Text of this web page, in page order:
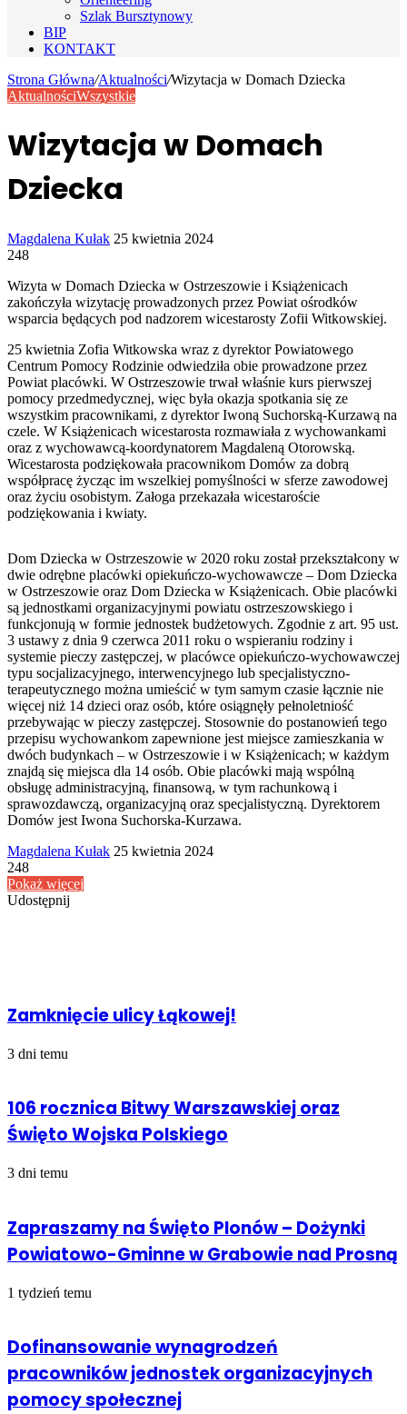
Szlak Bursztynowy
BIP
KONTAKT
Strona Główna/Aktualności/Wizytacja w Domach Dziecka
AktualnościWszystkie
Wizytacja w Domach
Dziecka
Magdalena Kułak Send
25 kwietnia 2024
248
Wizyta w Domach Dziecka w Ostrzeszowie i Książenicach
zakończyła wizytację prowadzonych przez Powiat ośrodków
wsparcia będących pod nadzorem wicestarosty Zofii Witkowskiej.
25 kwietnia Zofia Witkowska wraz z dyrektor Powiatowego
Centrum Pomocy Rodzinie odwiedziła obie prowadzone przez
Powiat placówki. W Ostrzeszowie trwał właśnie kurs pierwszej
pomocy przedmedycznej, więc była okazja spotkania się ze
wszystkim pracownikami, z dyrektor Iwoną Suchorską-Kurzawą na
czele. W Książenicach wicestarosta rozmawiała z wychowankami
oraz z wychowawcą-koordynatorem Magdaleną Otorowską.
Wicestarosta podziękowała pracownikom Domów za dobrą
współpracę życząc im wszelkiej pomyślności w sferze zawodowej
oraz życiu osobistym. Załoga przekazała wicestaroście
podziękowania i kwiaty.
Dom Dziecka w Ostrzeszowie w 2020 roku został przekształcony w
dwie odrębne placówki opiekuńczo-wychowawcze – Dom Dziecka
w Ostrzeszowie oraz Dom Dziecka w Książenicach. Obie placówki
są jednostkami organizacyjnymi powiatu ostrzeszowskiego i
funkcjonują w formie jednostek budżetowych. Zgodnie z art. 95 ust.
3 ustawy z dnia 9 czerwca 2011 roku o wspieraniu rodziny i
systemie pieczy zastępczej, w placówce opiekuńczo-wychowawczej
typu socjalizacyjnego, interwencyjnego lub specjalistyczno-
terapeutycznego można umieścić w tym samym czasie łącznie nie
więcej niż 14 dzieci oraz osób, które osiągnęły pełnoletniość
przebywając w pieczy zastępczej. Stosownie do postanowień tego
przepisu wychowankom zapewnione jest miejsce zamieszkania w
dwóch budynkach – w Ostrzeszowie i w Książenicach; w każdym
znajdą się miejsca dla 14 osób. Obie placówki mają wspólną
obsługę administracyjną, finansową, w tym rachunkową i
sprawozdawczą, organizacyjną oraz specjalistyczną. Dyrektorem
Domów jest Iwona Suchorska-Kurzawa.
Magdalena Kułak Send
25 kwietnia 2024
248
Pokaż więcej
Udostępnij
Zamknięcie ulicy Łąkowej!
3 dni temu
106 rocznica Bitwy Warszawskiej oraz
Święto Wojska Polskiego
3 dni temu
Zapraszamy na Święto Plonów – Dożynki
Powiatowo-Gminne w Grabowie nad Prosną
1 tydzień temu
Dofinansowanie wynagrodzeń
pracowników jednostek organizacyjnych
pomocy społecznej